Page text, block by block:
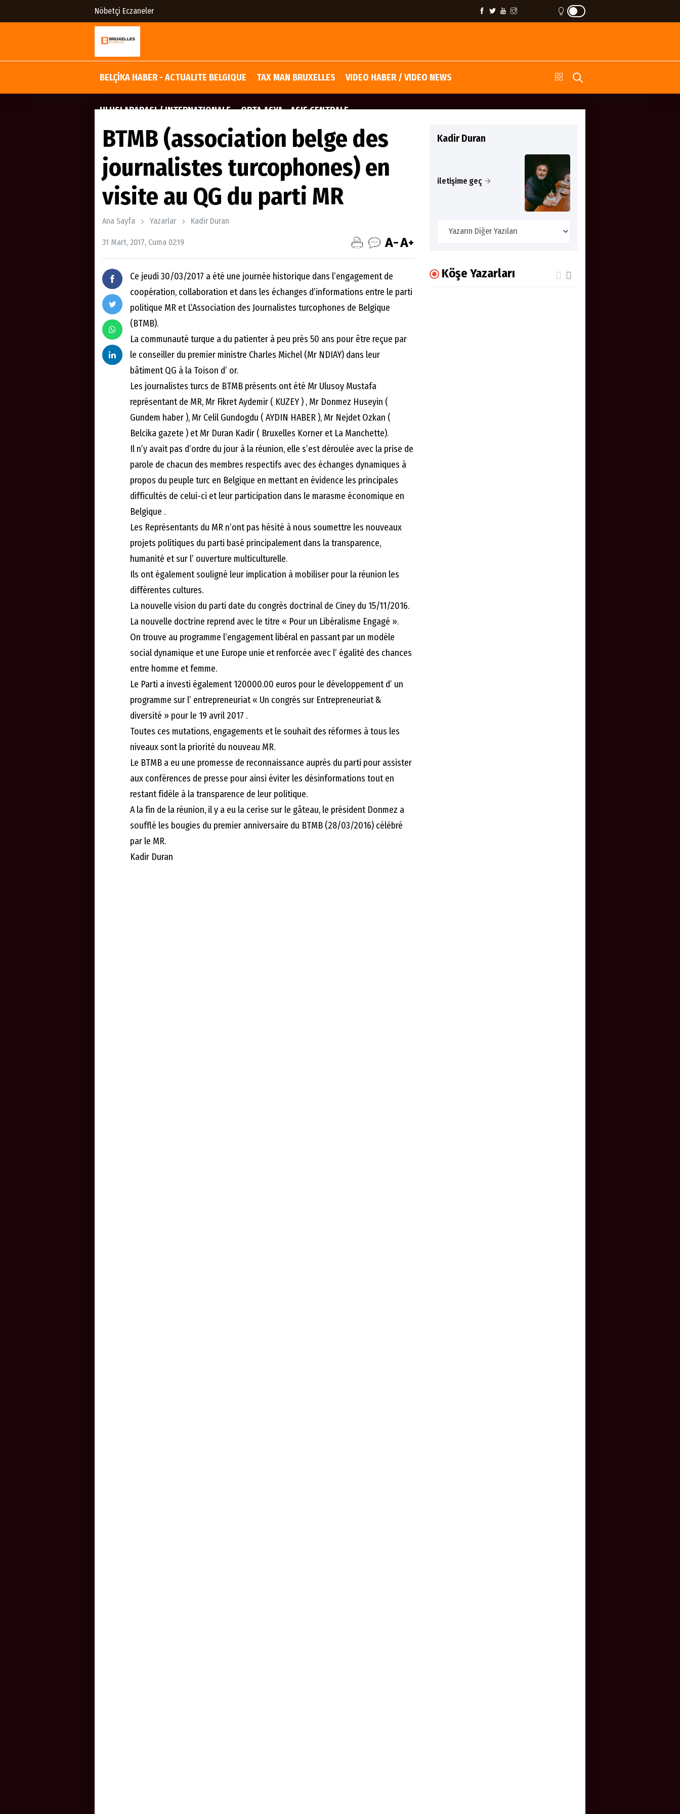
Nöbetçi Eczaneler
BELÇİKA HABER - ACTUALITE BELGIQUE TAX MAN BRUXELLES VIDEO HABER / VIDEO NEWS
ULUSLARARASI / INTERNATIONALE ORTA ASYA - ASIE CENTRALE
BTMB (association belge des
journalistes turcophones) en
visite au QG du parti MR
Ana Sayfa Yazarlar Kadir Duran
31 Mart, 2017, Cuma 02:19
Ce jeudi 30/03/2017 a été une journée historique dans l’engagement de
coopération, collaboration et dans les échanges d’informations entre le parti
politique MR et L’Association des Journalistes turcophones de Belgique
(BTMB).
La communauté turque a du patienter à peu près 50 ans pour être reçue par
le conseiller du premier ministre Charles Michel (Mr NDIAY) dans leur
bâtiment QG à la Toison d’ or.
Les journalistes turcs de BTMB présents ont été Mr Ulusoy Mustafa
représentant de MR, Mr Fikret Aydemir ( KUZEY ) , Mr Donmez Huseyin (
Gundem haber ), Mr Celil Gundogdu ( AYDIN HABER ), Mr Nejdet Ozkan (
Belcika gazete ) et Mr Duran Kadir ( Bruxelles Korner et La Manchette).
Il n’y avait pas d’ordre du jour à la réunion, elle s’est déroulée avec la prise de
parole de chacun des membres respectifs avec des échanges dynamiques à
propos du peuple turc en Belgique en mettant en évidence les principales
difficultés de celui-ci et leur participation dans le marasme économique en
Belgique .
Les Représentants du MR n’ont pas hésité à nous soumettre les nouveaux
projets politiques du parti basé principalement dans la transparence,
humanité et sur l’ ouverture multiculturelle.
Ils ont également souligné leur implication à mobiliser pour la réunion les
différentes cultures.
La nouvelle vision du parti date du congrès doctrinal de Ciney du 15/11/2016.
La nouvelle doctrine reprend avec le titre « Pour un Libéralisme Engagé ».
On trouve au programme l’engagement libéral en passant par un modèle
social dynamique et une Europe unie et renforcée avec l’ égalité des chances
entre homme et femme.
Le Parti a investi également 120000.00 euros pour le développement d’ un
programme sur l’ entrepreneuriat « Un congrés sur Entrepreneuriat &
diversité » pour le 19 avril 2017 .
Toutes ces mutations, engagements et le souhait des réformes à tous les
niveaux sont la priorité du nouveau MR.
Le BTMB a eu une promesse de reconnaissance auprès du parti pour assister
aux conférences de presse pour ainsi éviter les désinformations tout en
restant fidèle à la transparence de leur politique.
A la fin de la réunion, il y a eu la cerise sur le gâteau, le président Donmez a
soufflé les bougies du premier anniversaire du BTMB (28/03/2016) célébré
par le MR.
Kadir Duran
Kadir Duran
iletişime geç
Köşe Yazarları